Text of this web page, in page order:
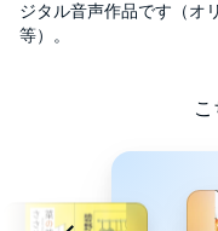
ジタル音声作品です（オ
等）。